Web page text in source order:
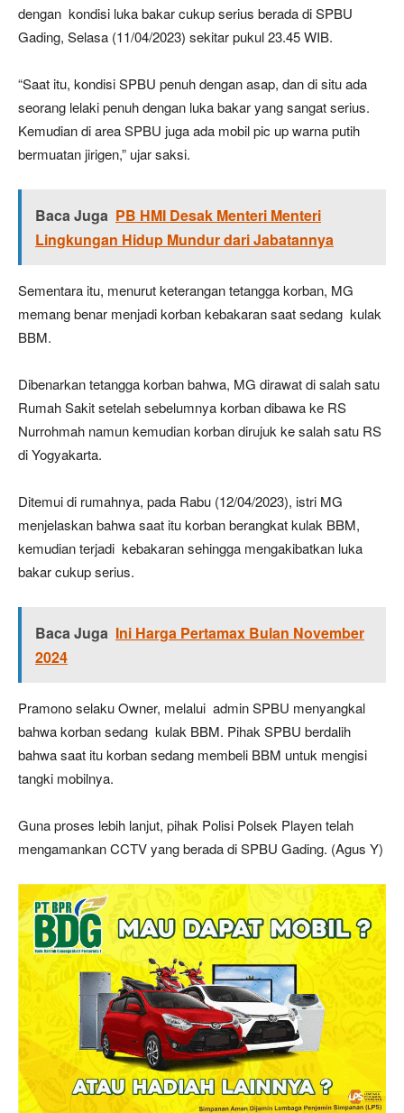
dengan kondisi luka bakar cukup serius berada di SPBU
Gading, Selasa (11/04/2023) sekitar pukul 23.45 WIB.
“Saat itu, kondisi SPBU penuh dengan asap, dan di situ ada
seorang lelaki penuh dengan luka bakar yang sangat serius.
Kemudian di area SPBU juga ada mobil pic up warna putih
bermuatan jirigen,” ujar saksi.
Baca Juga PB HMI Desak Menteri Menteri
Lingkungan Hidup Mundur dari Jabatannya
Sementara itu, menurut keterangan tetangga korban, MG
memang benar menjadi korban kebakaran saat sedang kulak
BBM.
Dibenarkan tetangga korban bahwa, MG dirawat di salah satu
Rumah Sakit setelah sebelumnya korban dibawa ke RS
Nurrohmah namun kemudian korban dirujuk ke salah satu RS
di Yogyakarta.
Ditemui di rumahnya, pada Rabu (12/04/2023), istri MG
menjelaskan bahwa saat itu korban berangkat kulak BBM,
kemudian terjadi kebakaran sehingga mengakibatkan luka
bakar cukup serius.
Baca Juga Ini Harga Pertamax Bulan November
2024
Pramono selaku Owner, melalui admin SPBU menyangkal
bahwa korban sedang kulak BBM. Pihak SPBU berdalih
bahwa saat itu korban sedang membeli BBM untuk mengisi
tangki mobilnya.
Guna proses lebih lanjut, pihak Polisi Polsek Playen telah
mengamankan CCTV yang berada di SPBU Gading. (Agus Y)